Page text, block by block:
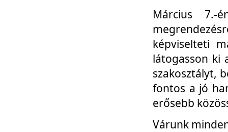
Március 7.-
képviselteti
látogasson ki
szakosztályt,
fontos a jó
erősebb
Várunk